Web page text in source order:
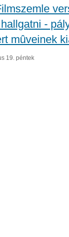
-
mûveinek
19. péntek